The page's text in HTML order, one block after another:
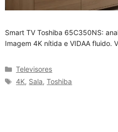
Smart TV Toshiba 65C350NS:
Imagem 4K nítida e VIDAA fluido.
Categorias
Televisores
Tags
4K, Sala,Toshiba